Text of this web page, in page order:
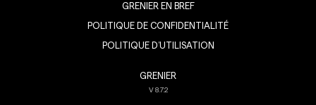
GRENIER EN BREF
POLITIQUE DE CONFIDENTIALITÉ
POLITIQUE D’UTILISATION
GRENIER
V8.7.2